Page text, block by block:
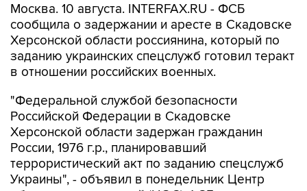
Москва. 10 августа. INTERFAX.RU - ФСБ
сообщила о задержании и аресте в Скадовске
Херсонской области россиянина, который по
заданию украинских спецслужб готовил теракт
в отношении российских военных.
"Федеральной службой безопасности
Российской Федерации в Скадовске
Херсонской области задержан гражданин
России, 1976 г.р., планировавший
террористический акт по заданию спецслужб
Украины", - объявил в понедельник Центр